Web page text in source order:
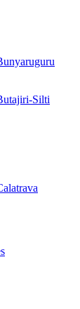
Silti